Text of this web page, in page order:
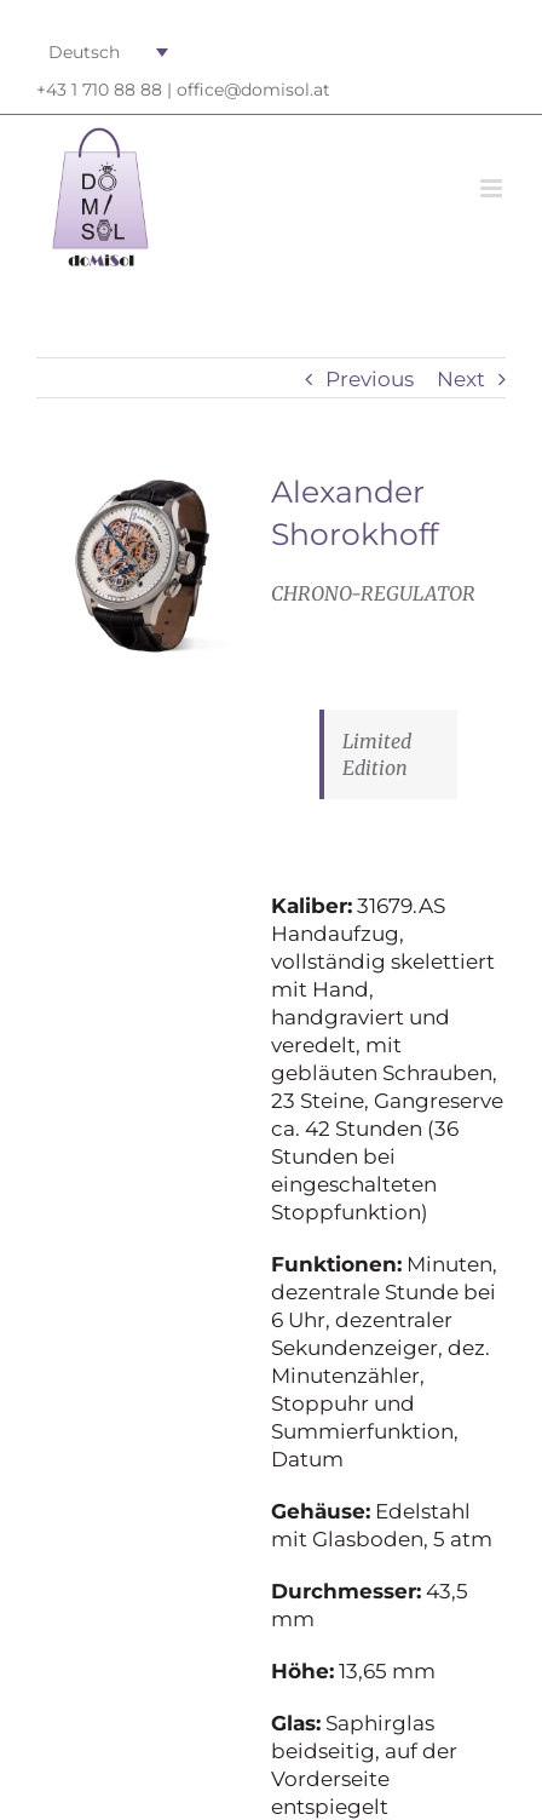
Deutsch
+43 1 710 88 88 | office@domisol.at
Previous Next
Larger
Image
Alexander
Shorokhoff
CHRONO-REGULATOR
Limited
Edition
Kaliber: 31679.AS
Handaufzug,
vollständig skelettiert
mit Hand,
handgraviert und
veredelt, mit
gebläuten Schrauben,
23 Steine, Gangreserve
ca. 42 Stunden (36
Stunden bei
eingeschalteten
Stoppfunktion)
Funktionen: Minuten,
dezentrale Stunde bei
6 Uhr, dezentraler
Sekundenzeiger, dez.
Minutenzähler,
Stoppuhr und
Summierfunktion,
Datum
Gehäuse: Edelstahl
mit Glasboden, 5 atm
Durchmesser: 43,5
mm
Höhe: 13,65 mm
Glas: Saphirglas
beidseitig, auf der
Vorderseite
entspiegelt